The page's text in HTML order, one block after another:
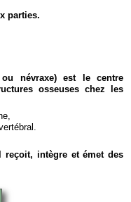
parties.
névraxe) est le centre
osseuses chez les
reçoit, intègre et émet des